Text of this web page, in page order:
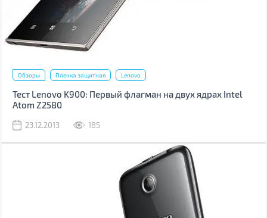
Обзоры Пленка защитная Lenovo
Тест Lenovo K900: Первый флагман на двух ядрах Intel
Atom Z2580
23.12.2013 185